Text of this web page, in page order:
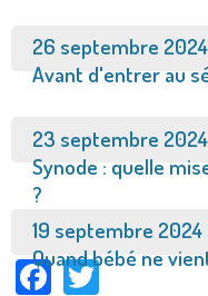
Afficher
26 septembre
Avant d'entrer au
Afficher
23 septembre
Synode : quelle
?
Afficher
19 septembre
Quand bébé ne
Facebook
Twitter